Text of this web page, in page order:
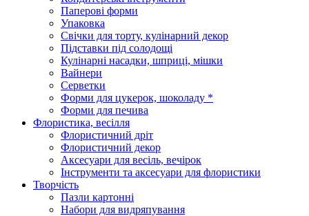
Паперові форми
Упаковка
Свічки для торту, кулінарний декор
Підставки під солодощі
Кулінарні насадки, шприці, мішки
Вайнери
Серветки
Форми для цукерок, шоколаду *
Форми для печива
Флористика, весілля
Флористичний дріт
Флористичний декор
Аксесуари для весіль, вечірок
Інструменти та аксесуари для флористики
Творчість
Пазли картонні
Набори для видряпування